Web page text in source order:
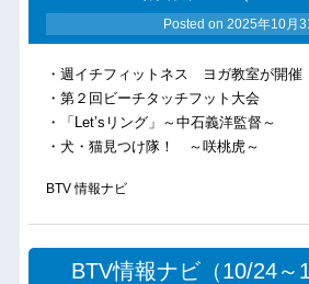
Posted on 2025年10月
・週イチフィットネス ヨガ教室が開催
・第２回ビーチタッチフット大会
・「Let’sリング」～中石義洋監督～
・犬・猫見つけ隊！ ～咲桃虎～
BTV 情報ナビ
BTV情報ナビ（10/24～